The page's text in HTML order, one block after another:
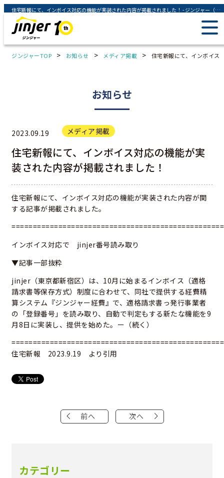
住宅新報にて、インボイス対応の機能が実装された内容が掲載されました！ - ジンジャー（jinjer）｜統合型人事システム
ジンジャーTOP > お知らせ > メディア掲載 > 住宅新報にて、インボイス
お知らせ
2023.09.19 メディア掲載
住宅新報にて、インボイス対応の機能が実
装された内容が掲載されました！
住宅新報にて、インボイス対応の機能が実装された内容が関
する記事が掲載されました。
インボイス対応で jinjer番号読み取り
▼記事一部抜粋
jinjer（東京都新宿区）は、10月に始まるインボイス（適格
請求書等保存方式）制度に合わせて、同社で提供する経費精
算システム『ジンジャー経費』で、適格請求書っ発行事業者
の「登録番号」を読み取り、自動で判定もする新たな機能を9
月8日に実装し、提供を始めた。ー（続く）
住宅新報 2023.9.19 より引用
前へ 次へ
カテゴリー